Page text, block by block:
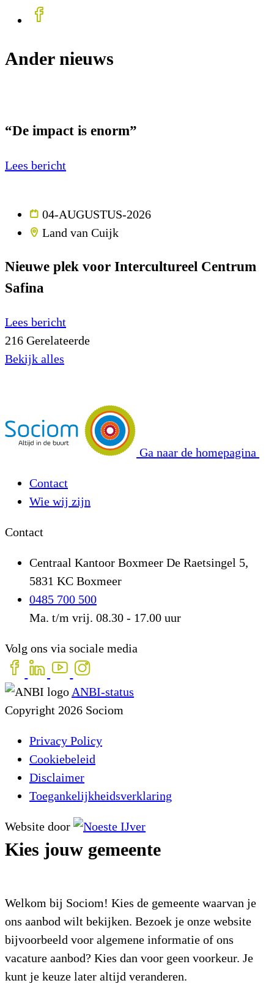
Ander nieuws
“De impact is enorm”
Lees bericht
04-AUGUSTUS-2026
Land van Cuijk
Nieuwe plek voor Intercultureel Centrum
Safina
Lees bericht
216 Gerelateerde
Bekijk alles
Ga naar de homepagina
Contact
Wie wij zijn
Contact
Centraal Kantoor Boxmeer De Raetsingel 5,
5831 KC Boxmeer
0485 700 500
Ma. t/m vrij. 08.30 - 17.00 uur
Volg ons via sociale media
ANBI-status
Copyright 2026 Sociom
Privacy Policy
Cookiebeleid
Disclaimer
Toegankelijkheidsverklaring
Website door
Kies jouw gemeente
Welkom bij Sociom! Kies de gemeente waarvan je
ons aanbod wilt bekijken. Bezoek je onze website
bijvoorbeeld voor algemene informatie of ons
vacature aanbod? Kies dan voor geen voorkeur. Je
kunt je keuze later altijd veranderen.